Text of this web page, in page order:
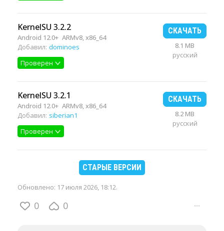
KernelSU 3.2.2
Android 12.0+ ARMv8, x86_64
Добавил: dominoes
Проверен
СКАЧАТЬ
8.1 MB
русский
KernelSU 3.2.1
Android 12.0+ ARMv8, x86_64
Добавил: siberian1
Проверен
СКАЧАТЬ
8.2 MB
русский
СТАРЫЕ ВЕРСИИ
Обновлено: 17 июля 2026, 18:12.
0 0 ···